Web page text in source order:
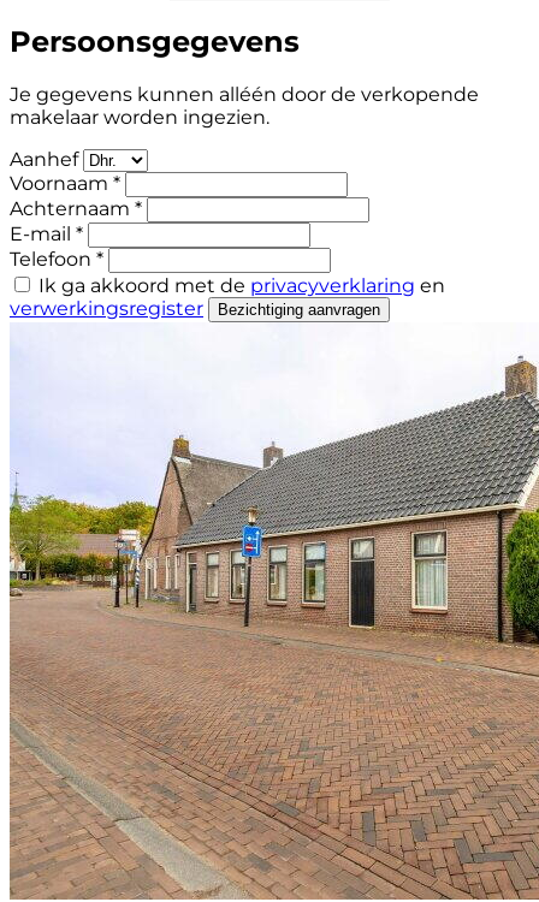
Persoonsgegevens
Je gegevens kunnen alléén door de verkopende
makelaar worden ingezien.
Aanhef
Voornaam *
Achternaam *
E-mail *
Telefoon *
Ik ga akkoord met de privacyverklaring en
verwerkingsregister
Bezichtiging aanvragen